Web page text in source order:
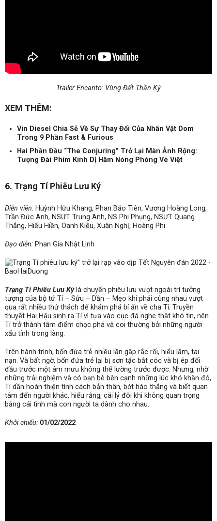
Trailer Encanto: Vùng Đất Thần Kỳ
XEM THÊM:
Vin Diesel Chia Sẻ Về Sự Thay Đổi Của Nhân Vật Dom
Trong 9 Phần Fast & Furious
Hai Phần Đầu “The Conjuring” Trở Lại Màn Ảnh Rộng:
Tượng Đài Phim Kinh Dị Hâm Nóng Phòng Vé Việt
6. Trạng Tí Phiêu Lưu Ký
Diễn viên: Huỳnh Hữu Khang, Phan Bảo Tiên, Vương Hoàng Long,
Trần Đức Anh, NSƯT Trung Anh, NS Phi Phụng, NSƯT Quang
Thắng, Hiếu Hiền, Oanh Kiều, Xuân Nghị, Hoàng Phi
Đạo diễn: Phan Gia Nhật Linh
Trạng Tí Phiêu Lưu Ký là chuyến phiêu lưu vượt ngoài trí tưởng
tượng của bộ tứ Tí – Sửu – Dần – Mẹo khi phải cùng nhau vượt
qua rất nhiều thử thách để khám phá bí ẩn về cha Tí. Truyền
thuyết Hai Hậu sinh ra Tí vì tựa vào cục đá nghe thật khó tin, nên
Tí trở thành tâm điểm chọc phá và coi thường bởi những người
xấu tính trong làng.
Trên hành trình, bốn đứa trẻ nhiều lần gặp rắc rối, hiểu lầm, tai
nạn. Và bất ngờ, bốn đứa trẻ lại bị sơn tặc bắt cóc và bị ép đối
đầu trước một âm mưu không thể lường trước được. Nhưng, nhờ
những trải nghiệm và có bạn bè bên cạnh những lúc khó khăn đó,
Tí dần hoàn thiện tính cách bản thân, bớt háo thắng và biết quan
tâm đến người khác, hiểu rằng, cái lý đôi khi không quan trọng
bằng cái tình mà con người ta dành cho nhau.
Khởi chiếu: 01/02/2022